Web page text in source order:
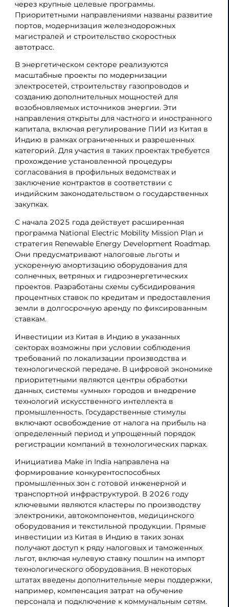
через крупные целевые программы.
Приоритетными направлениями названы развитие
портов, модернизация железнодорожных
магистралей и строительство скоростных
автотрасс.
В энергетическом секторе реализуются
масштабные проекты по модернизации
электросетей, строительству газопроводов и
созданию дополнительных мощностей для
возобновляемых источников энергии. Эти
направления открыты для частного и иностранного
капитала, включая регулирование ПИИ из Китая в
Индию в рамках ограниченных и разрешенных
категорий. Для участия в таких проектах требуется
прохождение установленной процедуры
согласования в профильных ведомствах и
заключение контрактов в соответствии с
индийским законодательством о государственных
закупках.
С начала 2025 года действует расширенная
программа National Electric Mobility Mission Plan и
стратегия Renewable Energy Development Roadmap.
Они предусматривают налоговые льготы и
ускоренную амортизацию оборудования для
солнечных, ветряных и гидроэнергетических
проектов. Разработаны схемы субсидирования
процентных ставок по кредитам и предоставления
земли в долгосрочную аренду по фиксированным
ставкам.
Инвестиции из Китая в Индию в указанных
секторах возможны при условии соблюдения
требований по локализации производства и
технологической передаче. В цифровой экономике
приоритетными являются центры обработки
данных, системы «умных» городов и внедрение
технологий искусственного интеллекта в
промышленность. Государственные стимулы
включают освобождение от налога на прибыль на
определенный период и упрощенный порядок
регистрации компаний в технологических парках.
Инициатива Make in India направлена на
формирование конкурентоспособных
промышленных зон с готовой инженерной и
транспортной инфраструктурой. В 2026 году
ключевыми являются кластеры по производству
электроники, автокомпонентов, медицинского
оборудования и текстильной продукции. Прямые
инвестиции из Китая в Индию в таких зонах
получают доступ к ряду налоговых и таможенных
льгот, включая нулевую ставку пошлин на импорт
технологического оборудования. В некоторых
штатах введены дополнительные меры поддержки,
например, компенсация затрат на обучение
персонала и подключение к коммунальным сетям.